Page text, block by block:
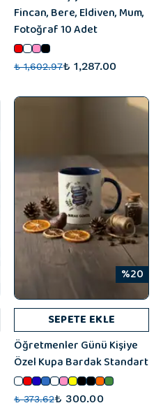
Fincan, Bere, Eldiven, Mum,
Fotoğraf 10 Adet
₺ 1,602.97₺ 1,287.00
%20
SEPETE EKLE
Öğretmenler Günü Kişiye
Özel Kupa Bardak Standart
₺ 373.62₺ 300.00